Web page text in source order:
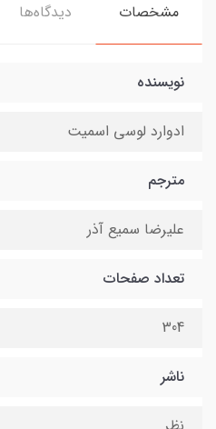
مشخصات دیدگاه‌ها
نویسنده
ادوارد لوسی اسمیت
مترجم
علیرضا سمیع آذر
تعداد صفحات
304
ناشر